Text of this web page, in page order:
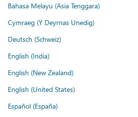
Bahasa Melayu (Asia Tenggara)
Cymraeg (Y Deyrnas Unedig)
Deutsch (Schweiz)
English (India)
English (New Zealand)
English (United States)
Español (España)